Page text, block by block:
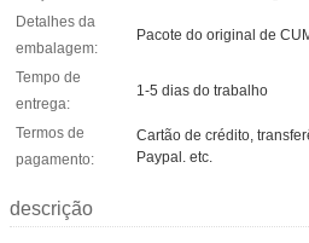
Detalhes da
embalagem:
Pacote do original de
Tempo de
entrega:
1-5 dias do trabalho
Termos de
pagamento:
Cartão de crédito,
Paypal. etc.
descrição